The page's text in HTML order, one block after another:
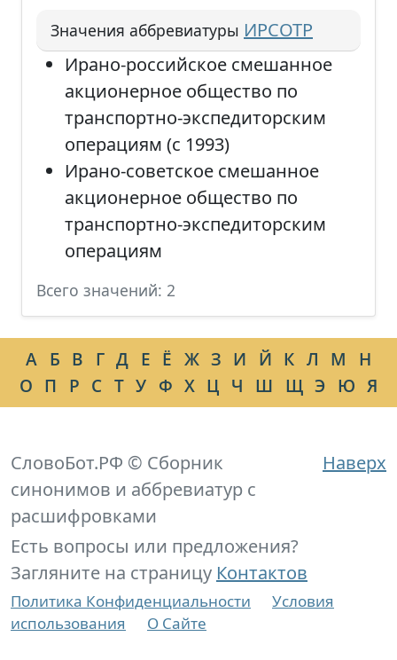
Значения аббревиатуры ИРСОТР
Ирано-российское смешанное
акционерное общество по
транспортно-экспедиторским
операциям (с 1993)
Ирано-советское смешанное
акционерное общество по
транспортно-экспедиторским
операциям
Всего значений: 2
А Б В Г Д Е Ё Ж З И Й К Л М
Н
О П Р С Т У Ф Х Ц Ч Ш Щ Э Ю Я
Наверх
СловоБот.РФ © Сборник
синонимов и аббревиатур с
расшифровками
Есть вопросы или предложения?
Загляните на страницу Контактов
Политика Конфиденциальности
Условия
использования
О Сайте